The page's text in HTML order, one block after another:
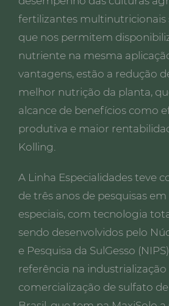
fertilizantes multinutricionais
que nos permitem
nutriente na mesma
vantagens, estão a redução
melhor nutrição da planta,
alcance de benefícios como
produtiva e maior
Kolling.
A Linha Especialidades teve
de três anos de pesquisas
especiais, com tecnologia
sendo desenvolvidos pelo
e Pesquisa da SulGesso
referência na industrialização
comercialização de sulfato